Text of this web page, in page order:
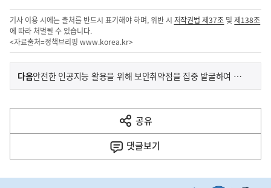
기사 이용 시에는 출처를 반드시 표기해야 하며, 위반 시 저작권법 제37조 및제138조
에 따라 처벌될 수 있습니다.
<자료출처=정책브리핑 www.korea.kr>
이
전
다
음
다음기
안전한 인공지능 활용을 위해 보안취약점을 집중 발굴하여 개선한다!
공유
열
기
댓글보기